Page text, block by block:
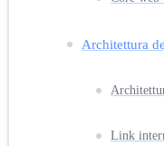
Architettura
Link